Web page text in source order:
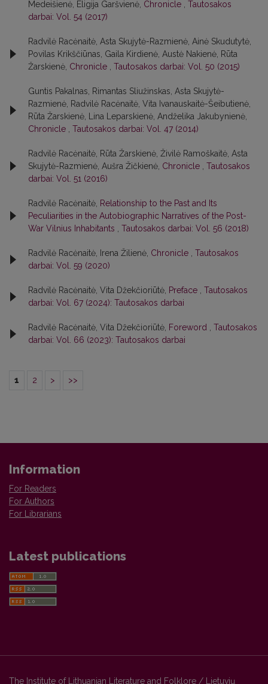
Medeišienė, Eligija Garšvienė, Chronicle
Tautosakos
darbai: Vol. 54 (2017)
Radvilė Racėnaitė, Asta Skujytė-Razmienė, Ainė Skudutytė,
Povilas Krikščiūnas, Gaila Kirdienė, Austė Nakienė, Rūta
Žarskienė, Chronicle Tautosakos darbai: Vol. 50 (2015)
Guntis Pakalnas, Rimantas Sliužinskas, Asta Skujytė-
Razmienė, Radvilė Racėnaitė, Vita Ivanauskaitė-Šeibutienė,
Rūta Žarskienė, Lina Leparskienė, Andželika Jakubynienė,
Chronicle
Tautosakos darbai: Vol. 47 (2014)
Radvilė Racėnaitė, Rūta Žarskienė, Živilė Ramoškaitė, Asta
Skujytė-Razmienė, Aušra Žičkienė, Chronicle
Tautosakos
darbai: Vol. 51 (2016)
Radvilė Racėnaitė, Relationship to the Past and Its
Peculiarities in the Autobiographic Narratives of the Post-
War Vilnius Inhabitants
Tautosakos darbai: Vol. 56 (2018)
Radvilė Racėnaitė, Irena Žilienė, Chronicle
Tautosakos
darbai: Vol. 59 (2020)
Radvilė Racėnaitė, Vita Džekčioriūtė, Preface
Tautosakos
darbai: Vol. 67 (2024): Tautosakos darbai
Radvilė Racėnaitė, Vita Džekčioriūtė, Foreword
Tautosakos
darbai: Vol. 66 (2023): Tautosakos darbai
1 2 > >>
Information
For Readers
For Authors
For Librarians
Latest publications
The Institute of Lithuanian Literature and Folklore / Lietuvių